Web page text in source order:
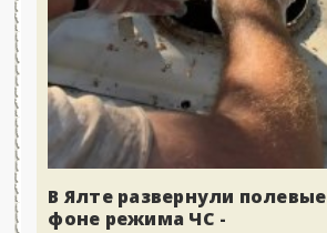
В Ялте развернули
фоне режима ЧС -